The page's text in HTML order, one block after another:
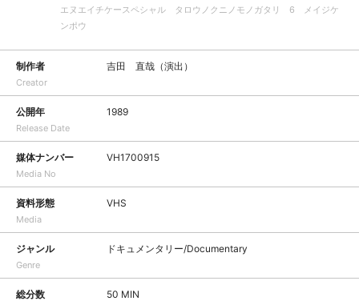
エヌエイチケースペシャル タロウノクニノモノガタリ 6 メイジケ
ンポウ
制作者
Creator
吉田 直哉（演出）
公開年
Release Date
1989
媒体ナンバー
Media No
VH1700915
資料形態
Media
VHS
ジャンル
Genre
ドキュメンタリー/Documentary
総分数 50 MIN